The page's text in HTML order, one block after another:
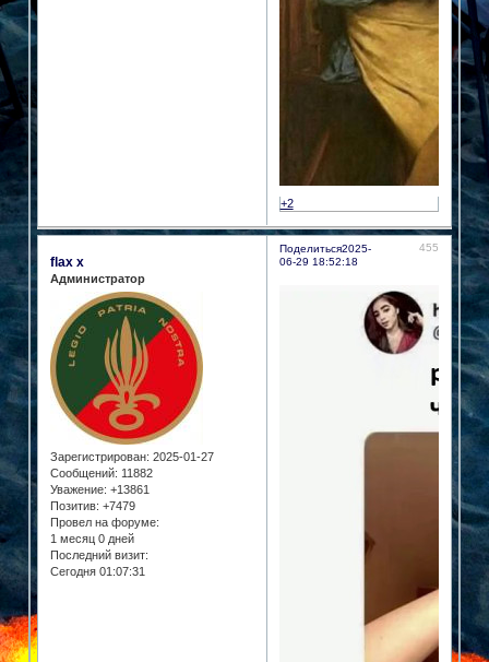
+2
Поделиться 455
2025-
06-29 18:52:18
flax x
Администратор
Зарегистрирован: 2025-01-27
Сообщений: 11882
Уважение: +13861
Позитив: +7479
Провел на форуме:
1 месяц 0 дней
Последний визит:
Сегодня 01:07:31